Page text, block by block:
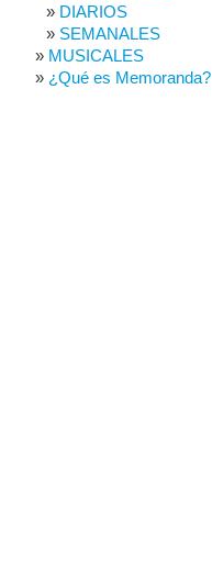
DIARIOS
SEMANALES
MUSICALES
¿Qué es Memoranda?